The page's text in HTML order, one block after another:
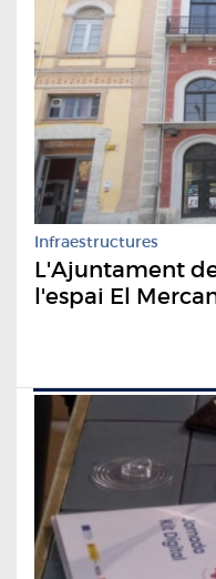
Infraestructures
L'Ajuntament
l'espai El